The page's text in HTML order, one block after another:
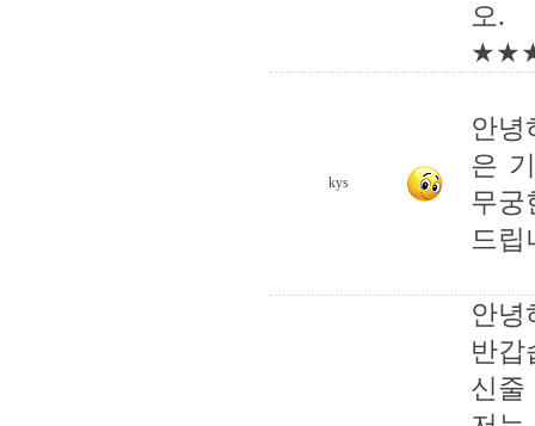
오.
kys
안
은
무궁
드립
안녕
반갑
신줄